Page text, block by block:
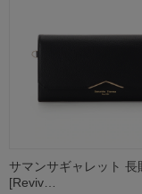
サマンサギャレット 長
[Reviv…